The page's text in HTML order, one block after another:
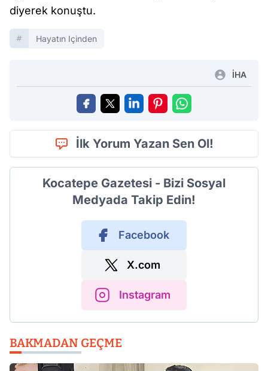
diyerek konuştu.
Hayatın Içinden
İHA
İlk Yorum Yazan Sen Ol!
Kocatepe Gazetesi - Bizi Sosyal
Medyada Takip Edin!
Facebook
X.com
Instagram
BAKMADAN GEÇME